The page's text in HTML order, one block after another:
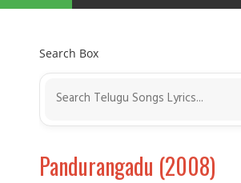
Search Box
Pandurangadu (2008)